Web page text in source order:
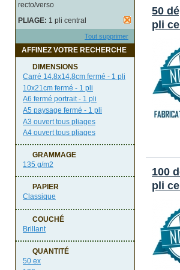
recto/verso
PLIAGE: 1 pli central
Tout supprimer
AFFINEZ VOTRE RECHERCHE
DIMENSIONS
Carré 14,8x14,8cm fermé - 1 pli
10x21cm fermé - 1 pli
A6 fermé portrait - 1 pli
A5 paysage fermé - 1 pli
A3 ouvert tous pliages
A4 ouvert tous pliages
GRAMMAGE
135 g/m2
PAPIER
Classique
COUCHÉ
Brillant
QUANTITÉ
50 ex
50
pli
100
pli